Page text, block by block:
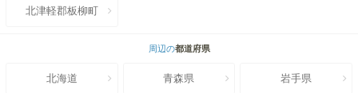
北津軽郡板柳町
周辺の都道府県
北海道 青森県 岩手県